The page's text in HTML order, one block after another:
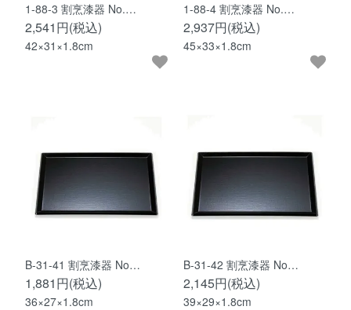
1-88-3 割烹漆器 No.…
2,541円(税込)
42×31×1.8cm
1-88-4 割烹漆器 No.…
2,937円(税込)
45×33×1.8cm
B-31-41 割烹漆器 No…
1,881円(税込)
36×27×1.8cm
B-31-42 割烹漆器 No…
2,145円(税込)
39×29×1.8cm